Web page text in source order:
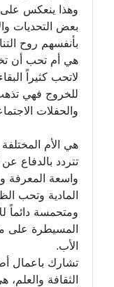
وهذا ينعكس
بعض التحديات
بأنفسهم روح
هي أم تحب أن
لاتحب كثيراً
للخروج فهي
والحفلات
هي الأم
تتردد بالدفاع
واسعة المعرفة
المادية وتحب
ومتحمسة دائماً
المسيطرة على
الأب.
تشارك باعمال
الثقافة والعلم،